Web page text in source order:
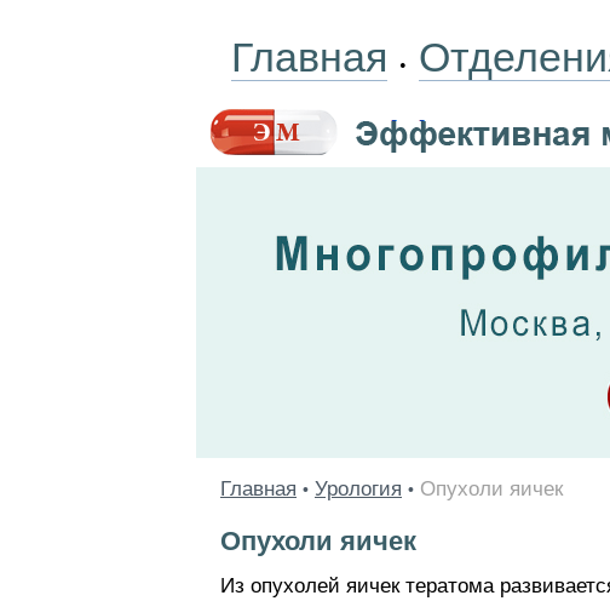
Главная •
Главная • Урология • Опухоли яичек
Опухоли яичек
Из опухолей яичек тератома